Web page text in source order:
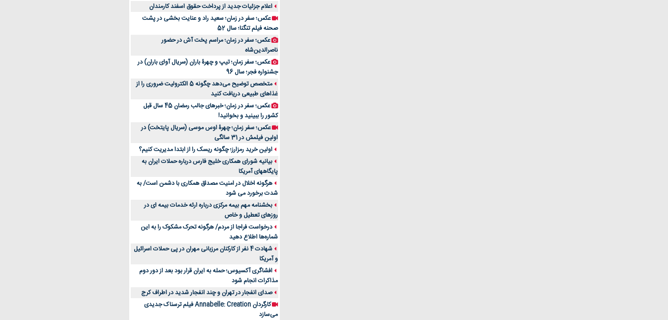
اعلام جزئیات جدید از پرداخت حقوق اسفند کارمندان
عکس؛ سفر در زمان؛ سعید راد و عنایت بخشی در پشت
صحنه فیلم تنگنا؛ سال 52
عکس؛ سفر در زمان؛ مراسم پخت آش در حضور
ناصرالدین‌شاه
عکس؛ سفر زمان؛ تیپ و چهرۀ باران (سریال آوای باران) در
جشنواره فجر؛ سال 96
متخصص توضیح می‌دهد چگونه 5 الکترولیت ضروری را از
غذاهای طبیعی دریافت کنید
عکس؛ سفر در زمان؛ خبرهای جالب رمضان 45 سال قبل
کشور را ببینید و بخوانید!
عکس؛ سفر زمان؛ چهرۀ اوس موسی (سریال پایتخت) در
اولین فیلمش در 31 سالگی
اولین خرید رمزارز؛ چگونه ریسک را از ابتدا مدیریت کنیم؟
بیانیه شورای همکاری خلیج فارس درباره حملات ایران به
پایگاههای آمریکا
هرگونه اخلال در امنیت مصداق همکاری با دشمن است/ به
شدت برخورد می شود
بخشنامه مهم بیمه مرکزی درباره ارئه خدمات بیمه ای در
روزهای تعطیل و خاص
درخواست فراجا از مردم/ هرگونه تحرک مشکوک را به این
شماره‌ها اطلاع دهید
شهادت 4 نفر از کارکنان مرزبانی مهران در پی حملات اسرائیل
و آمریکا
افشاگری آکسیوس؛ حمله به ایران قرار بود بعد از دور دوم
مذاکرات انجام شود
صدای انفجار در تهران و چند انفجار شدید در اطراف کرج
کارگردان Annabelle: Creation فیلم ترسناک جدیدی
می‌سازد